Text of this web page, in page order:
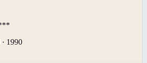
· 1990